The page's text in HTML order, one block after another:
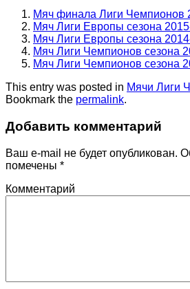
Мяч финала Лиги Чемпионов
Мяч Лиги Европы сезона
Мяч Лиги Европы сезона
Мяч Лиги Чемпионов сезона
Мяч Лиги Чемпионов сезона
This entry was posted in Мячи Лиги
Bookmark the permalink.
Добавить комментарий
Ваш e-mail не будет опубликован.
помечены *
Комментарий